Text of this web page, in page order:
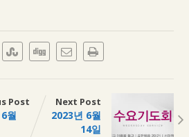
Post
월
Next Post
2023년 6월
14일